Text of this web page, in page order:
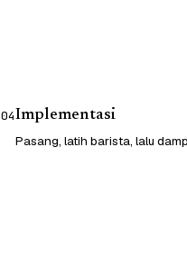
04Implementasi
Pasang, latih barista, lalu